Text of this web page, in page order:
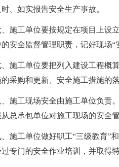
、如实报告安全生产事故。
工单位要按规定在项目上设立
安全监督管理职责，记好现场“
工单位要把列入建设工程概算
的采购和更新、安全施工措施的
工现场安全由施工单位负责。
总承包单位对施工现场的安全管
工单位做好职工“三级教育”和
专门的安全作业培训，并取得